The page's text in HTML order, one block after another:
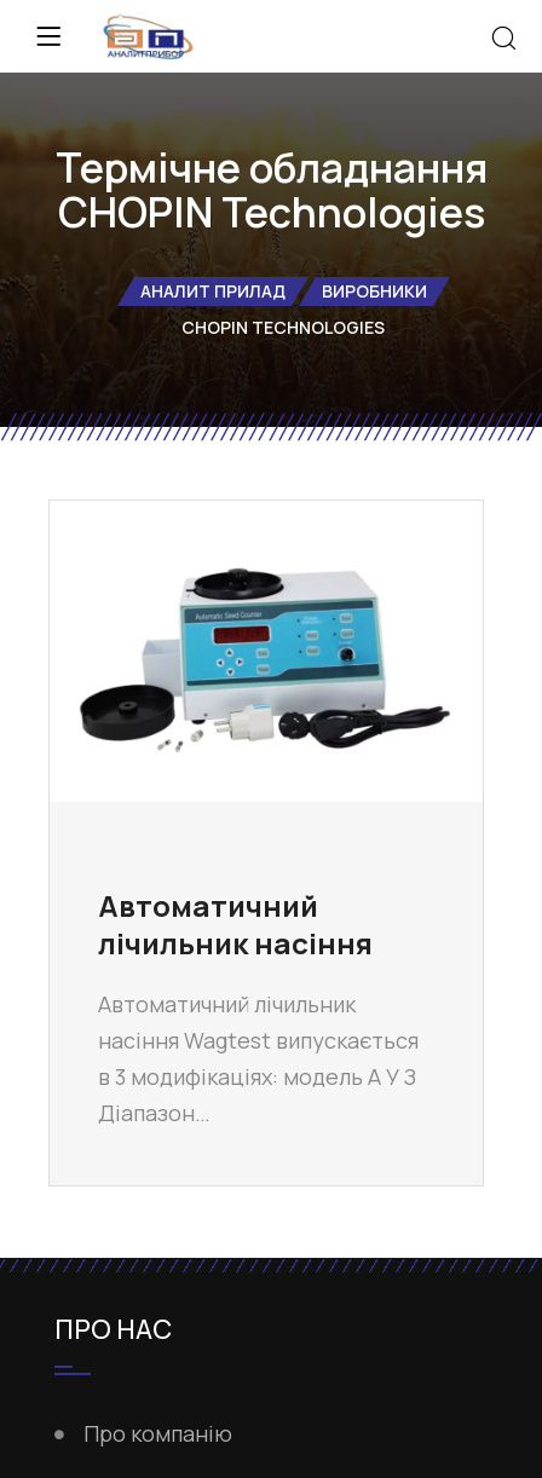
Термічне обладнання
CHOPIN Technologies
АНАЛИТ ПРИЛАД
ВИРОБНИКИ
CHOPIN TECHNOLOGIES
Автоматичний
лічильник насіння
Автоматичний лічильник
насіння Wagtest випускається
в 3 модифікаціях: модель А У З
Діапазон…
ПРО НАС
Про компанію